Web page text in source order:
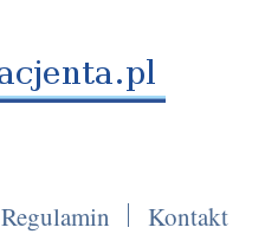
Regulamin Kontakt